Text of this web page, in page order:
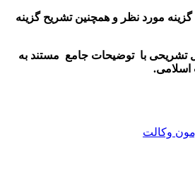
مورد نظر و همچنین تشریح گزینه
تشریحی با توضیحات جامع مستند به
اسلامی.